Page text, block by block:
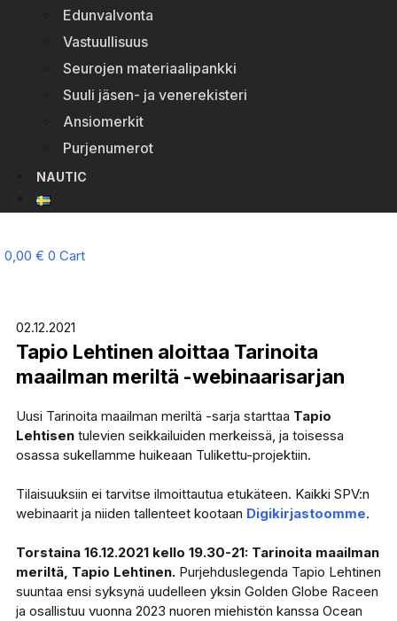
Edunvalvonta
Vastuullisuus
Seurojen materiaalipankki
Suuli jäsen- ja venerekisteri
Ansiomerkit
Purjenumerot
NAUTIC
0,00 € 0 Cart
02.12.2021
Tapio Lehtinen aloittaa Tarinoita
maailman meriltä -webinaarisarjan
Uusi Tarinoita maailman meriltä -sarja starttaa Tapio
Lehtisentulevien seikkailuiden merkeissä, ja toisessa
osassa sukellamme huikeaan Tulikettu-projektiin.
Tilaisuuksiin ei tarvitse ilmoittautua etukäteen. Kaikki SPV:n
webinaarit ja niiden tallenteet kootaan Digikirjastoomme.
Torstaina 16.12.2021 kello 19.30-21: Tarinoita maailman
meriltä, Tapio Lehtinen.Purjehduslegenda Tapio Lehtinen
suuntaa ensi syksynä uudelleen yksin Golden Globe Raceen
ja osallistuu vuonna 2023 nuoren miehistön kanssa Ocean